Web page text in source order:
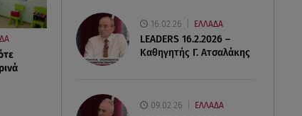
16.02.26 ΕΛΛΑΔΑ
LEADERS 16.2.2026 –
Καθηγητής Γ. Ατσαλάκης
09.02.26 ΕΛΛΑΔΑ